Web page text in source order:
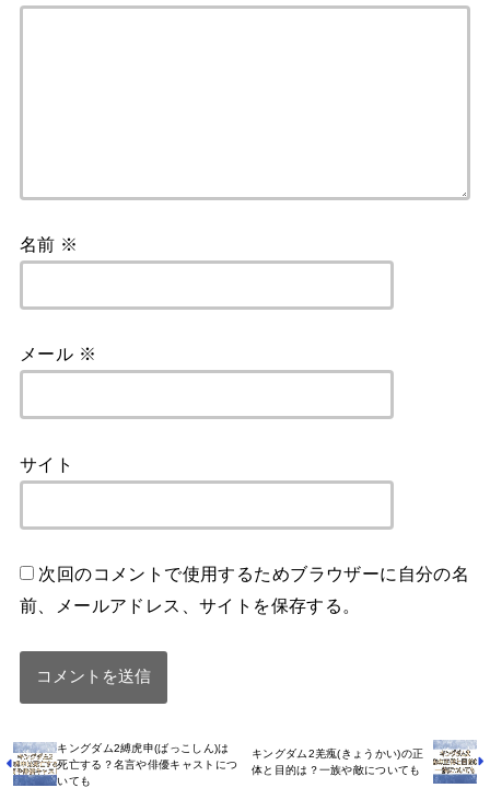
名前 ※
メール ※
サイト
次回のコメントで使用するためブラウザーに自分の名
前、メールアドレス、サイトを保存する。
キングダム2縛虎申(ばっこしん)は
死亡する？名言や俳優キャストにつ
いても
キングダム2羌瘣(きょうかい)の正
体と目的は？一族や敵についても